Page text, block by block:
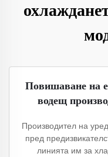
Повишаване на
водещ
Производител на
пред
линията им за